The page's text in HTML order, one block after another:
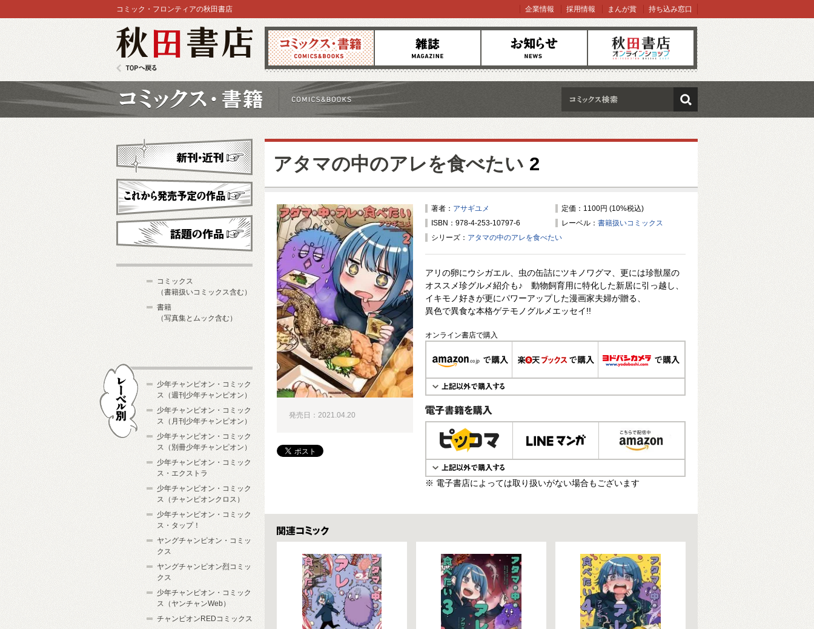
コミックス 雑誌 お知らせ オンラインショップ
コミック・フロンティアの秋田書店 企業情報 採用情報 まんが賞 持ち込み窓口
検索
アタマの中のアレを食べたい 2
著者： アサギユメ
定価：1100円 (10%税込)
ISBN：978-4-253-10797-6
レーベル： 書籍扱いコミックス
シリーズ： アタマの中のアレを食べたい
アリの卵にウシガエル、虫の缶詰にツキノワグマ、更には珍獣屋の
オススメ珍グルメ紹介も♪ 動物飼育用に特化した新居に引っ越し、
イキモノ好きが更にパワーアップした漫画家夫婦が贈る、
異色で異食な本格ゲテモノグルメエッセイ!!
オンライン書店で購入
電子書籍で購入
※ 電子書店によっては取り扱いがない場合もございます
発売日：2021.04.20
関連コミックス
新刊・近刊
これから発売予定
コミックス
（書籍扱いコミックス含む）
書籍
（写真集とムック含む）
少年チャンピオン・コミック
ス（週刊少年チャンピオン）
少年チャンピオン・コミック
ス（月刊少年チャンピオン）
少年チャンピオン・コミック
ス（別冊少年チャンピオン）
少年チャンピオン・コミック
ス・エクストラ
少年チャンピオン・コミック
ス（チャンピオンクロス）
少年チャンピオン・コミック
ス・タップ！
ヤングチャンピオン・コミッ
クス
ヤングチャンピオン烈コミッ
クス
少年チャンピオン・コミック
ス（ヤンチャンWeb）
チャンピオンREDコミックス